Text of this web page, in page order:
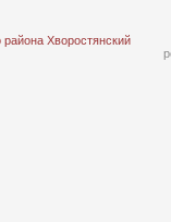
Хворостянский